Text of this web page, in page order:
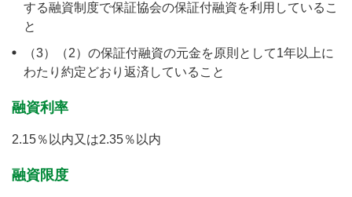
する融資制度で保証協会の保証付融資を利用しているこ
と
（3）（2）の保証付融資の元金を原則として1年以上に
わたり約定どおり返済していること
融資利率
2.15％以内又は2.35％以内
融資限度